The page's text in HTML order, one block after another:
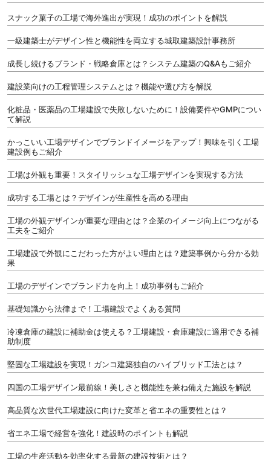
スナック菓子の工場で海外進出が実現！成功のポイントを解説
一級建築士がデザイン性と機能性を両立する城取建築設計事務所
成長し続けるブランド・戦略倉庫とは？システム建築のQ&Aもご紹介
建設業向けの工程管理システムとは？機能や選び方を解説
化粧品・医薬品の工場建設で失敗しないために！設備要件やGMPについ
て解説
かっこいい工場デザインでブランドイメージをアップ！興味を引く工場
建設例もご紹介
工場は外観も重要！スタイリッシュな工場デザインを実現する方法
成功する工場とは？デザインが生産性を高める理由
工場の外観デザインが重要な理由とは？企業のイメージ向上につながる
工夫をご紹介
工場建設で外観にこだわった方がよい理由とは？建築事例から分かる効
果
工場のデザインでブランド力を向上！成功事例もご紹介
基礎知識から法律まで！工場建設でよくある質問
冷凍倉庫の建設に補助金は使える？工場建設・倉庫建設に適用できる補
助制度
堅固な工場建設を実現！ガンコ建築独自のハイブリッド工法とは？
四国の工場デザイン最前線！美しさと機能性を兼ね備えた施設を解説
高品質な次世代工場建設に向けた変革と省エネの重要性とは？
省エネ工場で経営を強化！建設時のポイントも解説
工場の生産活動を効率化する最新の建設技術とは？